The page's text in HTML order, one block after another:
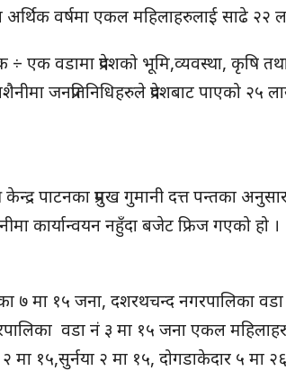
अर्थिक वर्षमा एकल महिलाहरुलाई साढे २२
एक वडामा प्रदेशको भूमि,व्यवस्था, कृषि
जनप्रतिनिधिहरुले प्रदेशबाट पाएको
केन्द्र पाटनका प्रमुख गुमानी दत्त पन्तका
कार्यान्वयन नहुँदा बजेट फ्रिज गएको
७ मा १५ जना, दशरथचन्द नगरपालिका
वडा नं ३ मा १५ जना एकल
मा १५,सुर्नया २ मा १५, दोगडाकेदार ५ मा